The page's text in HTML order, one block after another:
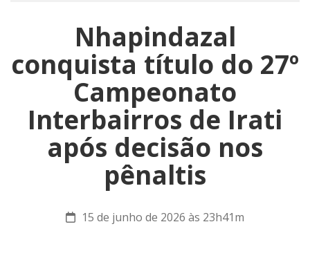
Nhapindazal
conquista título do 27º
Campeonato
Interbairros de Irati
após decisão nos
pênaltis
15 de junho de 2026 às 23h41m